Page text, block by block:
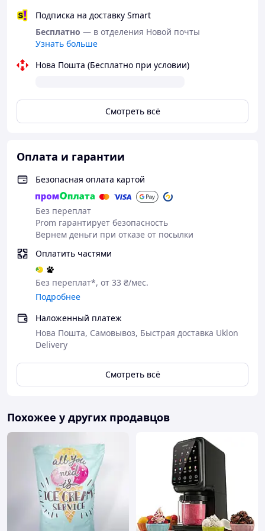
Подписка на доставку Smart
Бесплатно — в отделения Новой почты
Узнать больше
Нова Пошта (Бесплатно при условии)
Смотреть всё
Оплата и гарантии
Безопасная оплата картой
Без переплат
Prom гарантирует безопасность
Вернем деньги при отказе от посылки
Оплатить частями
Без переплат*, от 33 ₴/мес.
Подробнее
Наложенный платеж
Нова Пошта, Самовывоз, Быстрая доставка Uklon
Delivery
Смотреть всё
Похожее у других продавцов